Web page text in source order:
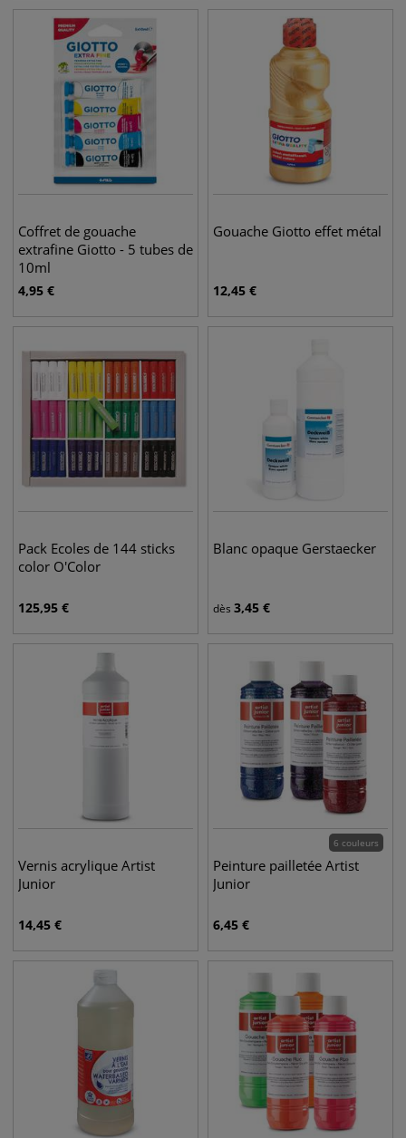
Coffret de gouache
extrafine Giotto - 5 tubes de
10ml
4,95 €
Gouache Giotto effet métal
12,45 €
Pack Ecoles de 144 sticks
color O'Color
125,95 €
Blanc opaque Gerstaecker
dès 3,45 €
Vernis acrylique Artist
Junior
14,45 €
6 couleurs
Peinture pailletée Artist
Junior
6,45 €